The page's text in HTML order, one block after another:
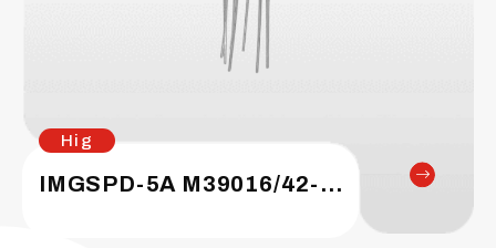
Hig
IMGSPD-5​​A M39016/42-041L